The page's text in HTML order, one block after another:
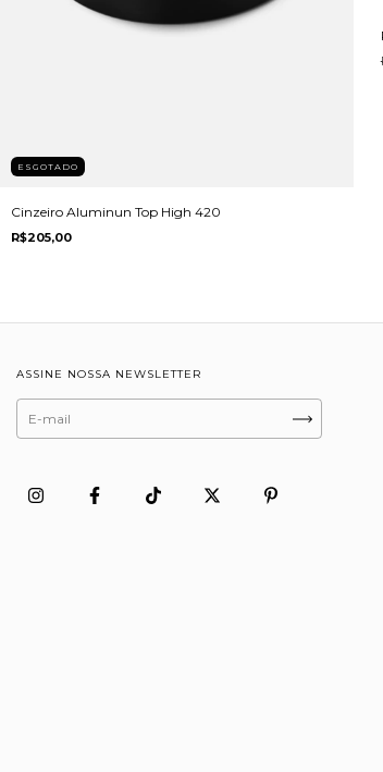
ESGOTADO
Cinzeiro Aluminun Top High 420
R$205,00
ASSINE NOSSA NEWSLETTER